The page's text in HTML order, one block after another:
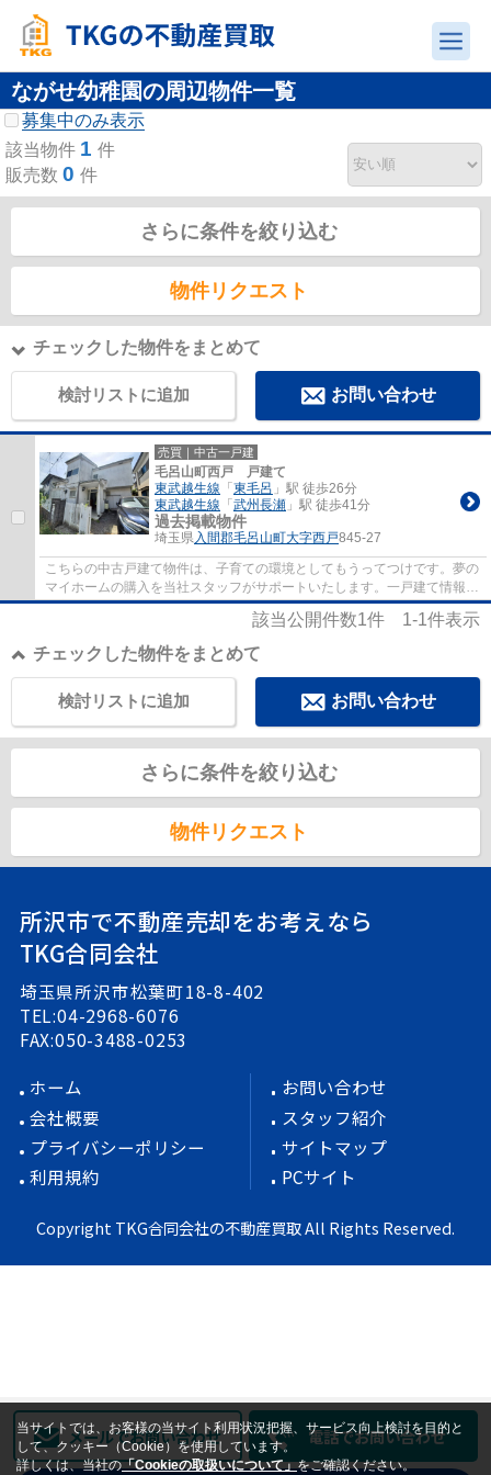
ながせ幼稚園の周辺物件一覧
募集中のみ表示
該当物件 1 件
販売数 0 件
さらに条件を絞り込む
物件リクエスト
チェックした物件をまとめて
検討リストに追加 お問い合わせ
売買｜中古一戸建
毛呂山町西戸 戸建て
東武越生線 「東毛呂 」駅 徒歩26分
東武越生線 「武州長瀬 」駅 徒歩41分
過去掲載物件
埼玉県 入間郡毛呂山町大字西戸845-27
こちらの中古戸建て物件は、子育ての環境としてもうってつけです。夢の
マイホームの購入を当社スタッフがサポートいたします。一戸建て情報を
豊富に扱っているので、まずはお気軽にご...
該当公開件数1件 1-1件表示
チェックした物件をまとめて
お問い合わせ
検討リストに追加
さらに条件を絞り込む
物件リクエスト
所沢市で不動産売却をお考えなら
TKG合同会社
埼玉県所沢市松葉町18-8-402
TEL:04-2968-6076
FAX:050-3488-0253
ホーム
会社概要
プライバシーポリシー
利用規約
お問い合わせ
スタッフ紹介
サイトマップ
PCサイト
Copyright TKG合同会社の不動産買取 All Rights Reserved.
メールでお問い合わせ 電話でお問い合わせ
当サイトでは、お客様の当サイト利用状況把握、サービス向上検討を目的と
して、クッキー（Cookie）を使用しています。
詳しくは、当社の「Cookieの取扱いについて」をご確認ください。